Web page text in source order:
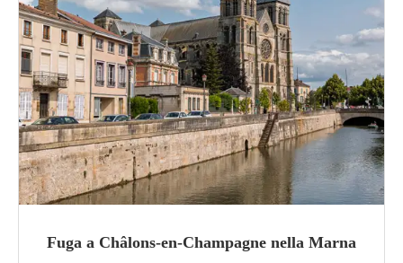
Fuga a Châlons-en-Champagne nella Marna